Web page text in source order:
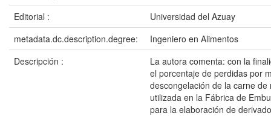
Editorial :
Universidad del Azuay
metadata.dc.description.degree:
Ingeniero en Alimentos
Descripción :
La autora comenta: con la
el porcentaje de perdidas por
descongelación de la carne de
utilizada en la Fábrica de
para la elaboración de